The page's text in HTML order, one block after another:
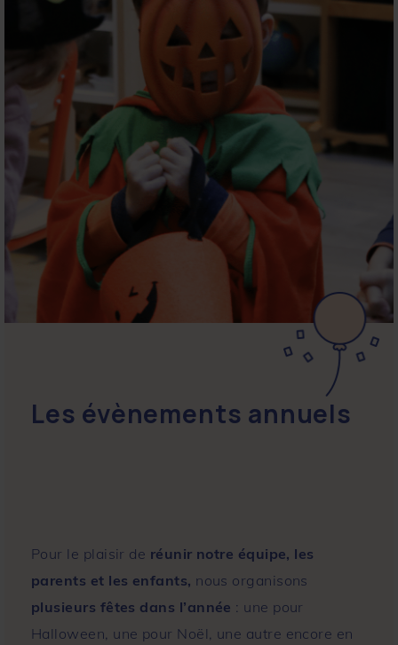
Les évènements annuels
Pour le plaisir de réunir notre équipe, les
parents et les enfants, nous organisons
plusieurs fêtes dans l’année : une pour
Halloween, une pour Noël, une autre encore en